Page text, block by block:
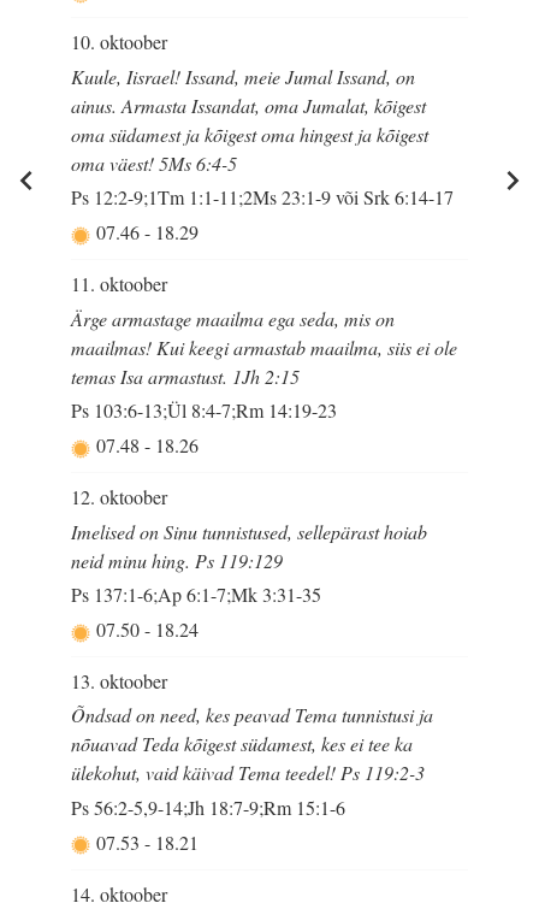
10. oktoober
Kuule, Iisrael! Issand, meie Jumal Issand, on
ainus. Armasta Issandat, oma Jumalat, kõigest
oma südamest ja kõigest oma hingest ja kõigest
oma väest! 5Ms 6:4-5
Ps 12:2-9;1Tm 1:1-11;2Ms 23:1-9 või Srk 6:14-17
07.46- 18.29
11. oktoober
Ärge armastage maailma ega seda, mis on
maailmas! Kui keegi armastab maailma, siis ei ole
temas Isa armastust. 1Jh 2:15
Ps 103:6-13;Ül 8:4-7;Rm 14:19-23
07.48- 18.26
12. oktoober
Imelised on Sinu tunnistused, sellepärast hoiab
neid minu hing. Ps 119:129
Ps 137:1-6;Ap 6:1-7;Mk 3:31-35
07.50- 18.24
13. oktoober
Õndsad on need, kes peavad Tema tunnistusi ja
nõuavad Teda kõigest südamest, kes ei tee ka
ülekohut, vaid käivad Tema teedel! Ps 119:2-3
Ps 56:2-5,9-14;Jh 18:7-9;Rm 15:1-6
07.53- 18.21
14. oktoober